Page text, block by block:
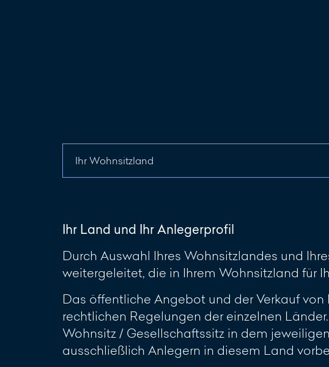
Ihr Land und Ihr Anlegerprofil
Durch Auswahl Ihres Wohnsitzlandes und
weitergeleitet, die in Ihrem Wohnsitzland für
Das öffentliche Angebot und der Verkauf
rechtlichen Regelungen der einzelnen
Wohnsitz / Gesellschaftssitz in dem
ausschließlich Anlegern in diesem Land